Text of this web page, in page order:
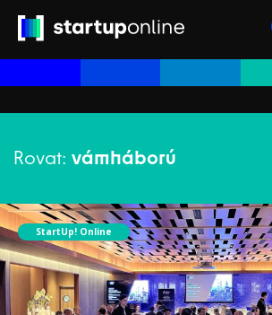
Rovat: vámháború
StartUp! Online